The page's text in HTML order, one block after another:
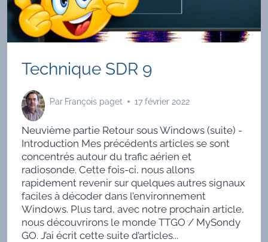
Technique SDR 9
Par François paget 17 février 2022
Neuvième partie Retour sous Windows (suite) -
Introduction Mes précédents articles se sont
concentrés autour du trafic aérien et
radiosonde. Cette fois-ci, nous allons
rapidement revenir sur quelques autres signaux
faciles à décoder dans l’environnement
Windows. Plus tard, avec notre prochain article,
nous découvrirons le monde TTGO / MySondy
GO. J’ai écrit cette suite d’articles...